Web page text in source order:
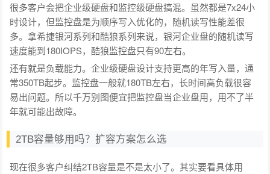
很多客户会把企业级硬盘和监控级硬盘搞混。虽然都是7x24小
时设计，但监控盘是为顺序写入优化的，随机读写性能差很
多。拿希捷银河系列和酷狼系列来说，银河企业盘的随机读写
速度能到180IOPS，酷狼监控盘只有90左右。
还有就是负载能力。企业级硬盘设计支持更高的年写入量，通
常350TB起步。监控盘一般就180TB左右，长时间高负载很容
易出问题。所以千万别图便宜把监控盘当企业盘用，用不了半
年就可能出故障。
2TB容量够用吗？扩容方案怎么选
现在很多客户纠结2TB容量是不是太小了。其实要看具体用